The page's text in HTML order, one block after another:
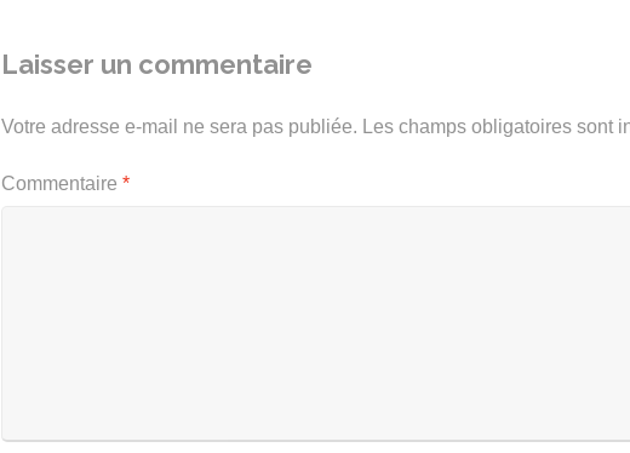
Laisser un commentaire
Votre adresse e-mail ne sera pas publiée. Les champs obligatoires sont
Commentaire *